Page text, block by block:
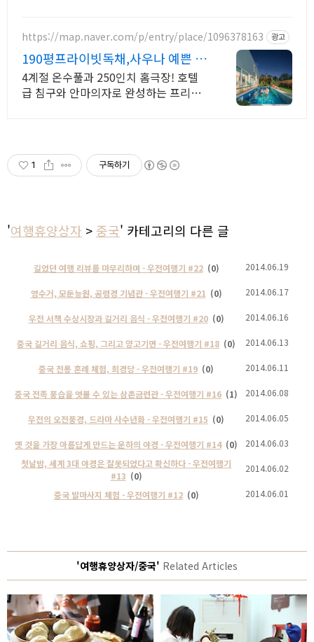
https://map.naver.com/p/entry/place/1096378163 광고
190평프라이빗독채,사우나 예쁜 4
계절 온수수영장 힐링
4계절 온수풀과 250인치 홈극장! 호텔
급 침구와 안마의자로 완성하는 프리미
1 구독하기
'여행휴양상자 > 중국' 카테고리의 다른 글
길었던 여행 리뷰를 마무리하며 - 우전여행기 #22 (0) 2014.06.19
영수거, 모둔능원, 공령경 기념관 - 우전여행기 #21 (0) 2014.06.17
우전 서책 수상시장과 길거리 음식 - 우전여행기 #20 (0) 2014.06.16
중국 길거리 음식, 쇼핑, 그리고 양고기면 - 우전여행기 #18 (0) 2014.06.13
중국 전통 혼례 체험, 희경당 - 우전여행기 #19 (0) 2014.06.11
중국 전족 풍습을 엿볼 수 있는 삼촌금련관 - 우전여행기 #16 (1) 2014.06.08
우전의 오전풍경, 드라마 사수년화 - 우전여행기 #15 (0) 2014.06.05
옛 것을 가장 아름답게 만드는 운하의 야경 - 우전여행기 #14 (0)
2014.06.03
첫날밤, 세계 3대 야경은 잘못되었다고 확신하다 - 우전여행기
#13 (0)
2014.06.02
중국 발마사지 체험 - 우전여행기 #12 (0) 2014.06.01
'여행휴양상자/중국' Related Articles